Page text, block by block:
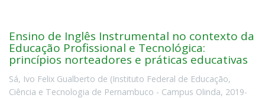
Ensino de Inglês Instrumental no contexto da
Educação Profissional e Tecnológica:
princípios norteadores e práticas educativas
Sá, Ivo Felix Gualberto de (Instituto Federal de Educação,
Ciência e Tecnologia de Pernambuco - Campus Olinda, 2019-